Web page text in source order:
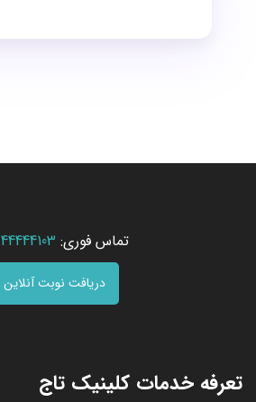
تماس فوری: 44444103-021
دریافت نوبت آنلاین
تعرفه خدمات کلینیک تاج